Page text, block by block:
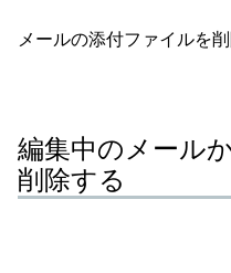
メールの添付ファイルを削
編集中のメール
削除する